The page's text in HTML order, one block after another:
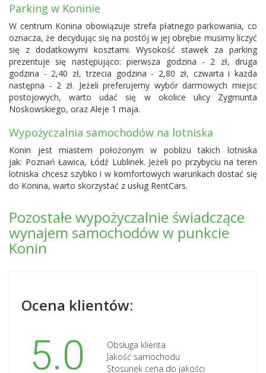
Parking w Koninie
W centrum Konina obowiązuje strefa płatnego parkowania, co
oznacza, że decydując się na postój w jej obrębie musimy liczyć
się z dodatkowymi kosztami. Wysokość stawek za parking
prezentuje się następująco: pierwsza godzina - 2 zł, druga
godzina - 2,40 zł, trzecia godzina - 2,80 zł, czwarta i każda
następna - 2 zł. Jeżeli preferujemy wybór darmowych miejsc
postojowych, warto udać się w okolice ulicy Zygmunta
Noskowskiego, oraz Aleje 1 maja.
Wypożyczalnia samochodów na lotniska
Konin jest miastem położonym w pobliżu takich lotniska
jak: Poznań Ławica, Łódź Lublinek. Jeżeli po przybyciu na teren
lotniska chcesz szybko i w komfortowych warunkach dostać się
do Konina, warto skorzystać z usług RentCars.
Pozostałe wypożyczalnie świadczące
wynajem samochodów w punkcie
Konin
Ocena klientów:
5.0
Obsługa klienta
Jakość samochodu
Stosunek cena do jakości